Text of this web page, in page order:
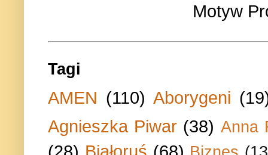
Motyw
Tagi
AMEN (110) Aborygeni
Agnieszka Piwar (38) Anna
(28) Białoruś (68)